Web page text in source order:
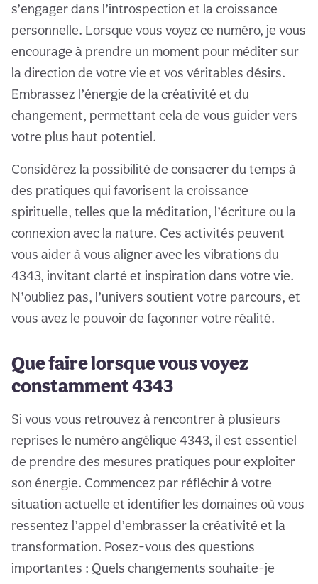
s’engager dans l’introspection et la croissance
personnelle. Lorsque vous voyez ce numéro, je vous
encourage à prendre un moment pour méditer sur
la direction de votre vie et vos véritables désirs.
Embrassez l’énergie de la créativité et du
changement, permettant cela de vous guider vers
votre plus haut potentiel.
Considérez la possibilité de consacrer du temps à
des pratiques qui favorisent la croissance
spirituelle, telles que la méditation, l’écriture ou la
connexion avec la nature. Ces activités peuvent
vous aider à vous aligner avec les vibrations du
4343, invitant clarté et inspiration dans votre vie.
N’oubliez pas, l’univers soutient votre parcours, et
vous avez le pouvoir de façonner votre réalité.
Que faire lorsque vous voyez
constamment 4343
Si vous vous retrouvez à rencontrer à plusieurs
reprises le numéro angélique 4343, il est essentiel
de prendre des mesures pratiques pour exploiter
son énergie. Commencez par réfléchir à votre
situation actuelle et identifier les domaines où vous
ressentez l’appel d’embrasser la créativité et la
transformation. Posez-vous des questions
importantes : Quels changements souhaite-je